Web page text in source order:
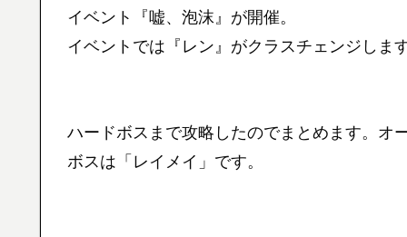
イベント『嘘、泡沫』が開催。
イベントでは『レン』がクラスチェンジします
ハードボスまで攻略したのでまとめます。オ
ボスは「レイメイ」です。